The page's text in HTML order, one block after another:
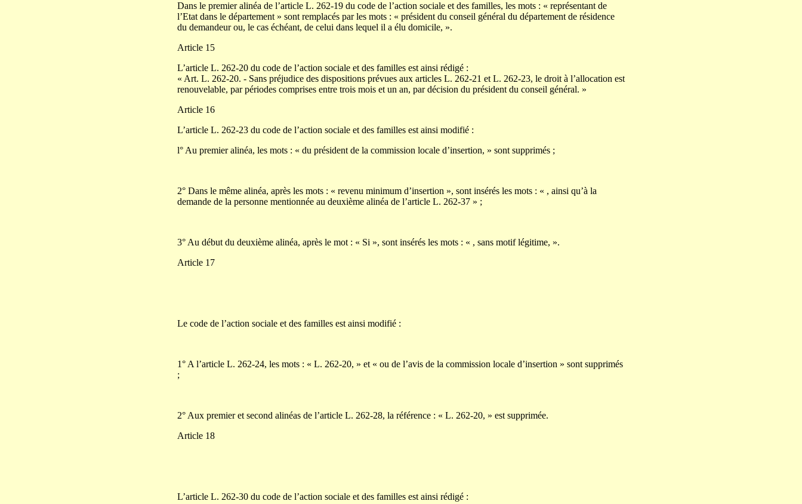
Dans le premier alinéa de l’article L. 262-19 du code de l’action sociale et des familles, les mots : « représentant de
l’Etat dans le département » sont remplacés par les mots : « président du conseil général du département de résidence
du demandeur ou, le cas échéant, de celui dans lequel il a élu domicile, ».
Article 15
L’article L. 262-20 du code de l’action sociale et des familles est ainsi rédigé :
« Art. L. 262-20. - Sans préjudice des dispositions prévues aux articles L. 262-21 et L. 262-23, le droit à l’allocation est
renouvelable, par périodes comprises entre trois mois et un an, par décision du président du conseil général. »
Article 16
L’article L. 262-23 du code de l’action sociale et des familles est ainsi modifié :
l° Au premier alinéa, les mots : « du président de la commission locale d’insertion, » sont supprimés ;
2° Dans le même alinéa, après les mots : « revenu minimum d’insertion », sont insérés les mots : « , ainsi qu’à la
demande de la personne mentionnée au deuxième alinéa de l’article L. 262-37 » ;
3° Au début du deuxième alinéa, après le mot : « Si », sont insérés les mots : « , sans motif légitime, ».
Article 17
Le code de l’action sociale et des familles est ainsi modifié :
1° A l’article L. 262-24, les mots : « L. 262-20, » et « ou de l’avis de la commission locale d’insertion » sont supprimés
;
2° Aux premier et second alinéas de l’article L. 262-28, la référence : « L. 262-20, » est supprimée.
Article 18
L’article L. 262-30 du code de l’action sociale et des familles est ainsi rédigé :